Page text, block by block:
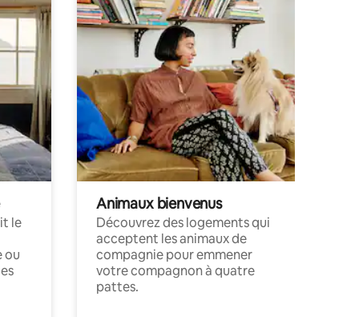
le
ou
Animaux bienvenus
Découvrez des logements qui
acceptent les animaux de
compagnie pour emmener
votre compagnon à quatre
pattes.